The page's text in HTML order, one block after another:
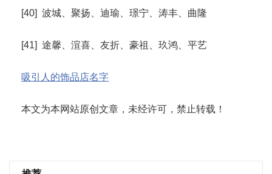
[40] 波城、聚扬、迪瑜、璟宁、涛丰、曲隆
[41] 途馨、渲喜、友折、豪祖、玖鸿、平艺
吸引人的饰品店名字
本文为本网站原创文章，未经许可，禁止转载！